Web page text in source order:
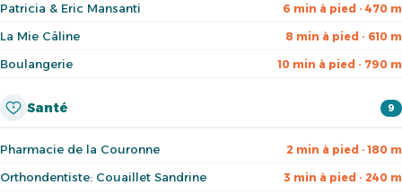
Patricia & Eric Mansanti 6 min à pied · 470 m
La Mie Câline 8 min à pied · 610 m
Boulangerie 10 min à pied · 790 m
Santé 9
Pharmacie de la Couronne 2 min à pied · 180 m
Orthondentiste: Couaillet Sandrine 3 min à pied · 240 m